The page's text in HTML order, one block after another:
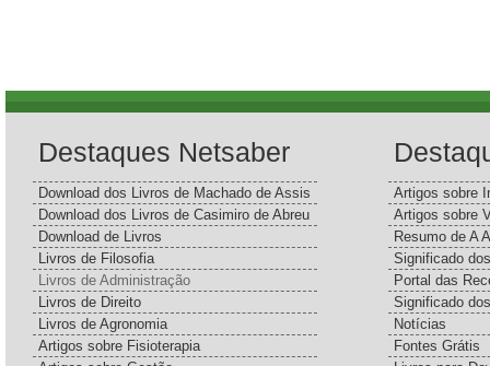
Destaques Netsaber
Download dos Livros de Machado de Assis
Download dos Livros de Casimiro de Abreu
Download de Livros
Livros de Filosofia
Livros de Administração
Livros de Direito
Livros de Agronomia
Artigos sobre Fisioterapia
Artigos sobre
Artigos sobre
Resumo de A
Significado
Portal das
Significado
Notícias
Fontes Grátis